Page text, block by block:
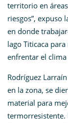
territorio en
riesgos”, expuso
en donde
lago Titicaca
enfrentar el
Rodríguez
en la zona, se
material para
termorresistente.